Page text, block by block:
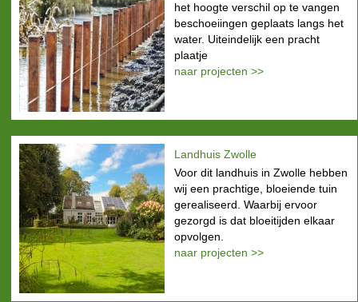
het hoogte verschil op te vangen
beschoeiingen geplaats langs het
water. Uiteindelijk een pracht
plaatje
naar projecten >>
Landhuis Zwolle
Voor dit landhuis in Zwolle hebben
wij een prachtige, bloeiende tuin
gerealiseerd. Waarbij ervoor
gezorgd is dat bloeitijden elkaar
opvolgen.
naar projecten >>